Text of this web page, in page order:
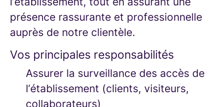
présence rassurante et professionnelle
auprès de notre clientèle.
Vos principales responsabilités
Assurer la surveillance des accès de
l’établissement (clients, visiteurs,
collaborateurs)